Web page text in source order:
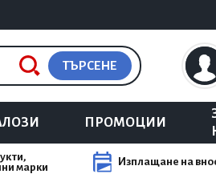
ТЪРСЕНЕ
ПРОМОЦИИ
марки
Изплащане на